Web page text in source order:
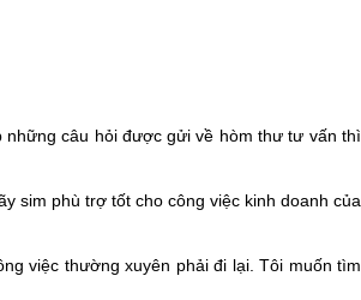
câu hỏi được gửi về hòm thư tư vấn thì
sim phù trợ tốt cho công việc kinh doanh của
việc thường xuyên phải đi lại. Tôi muốn tìm